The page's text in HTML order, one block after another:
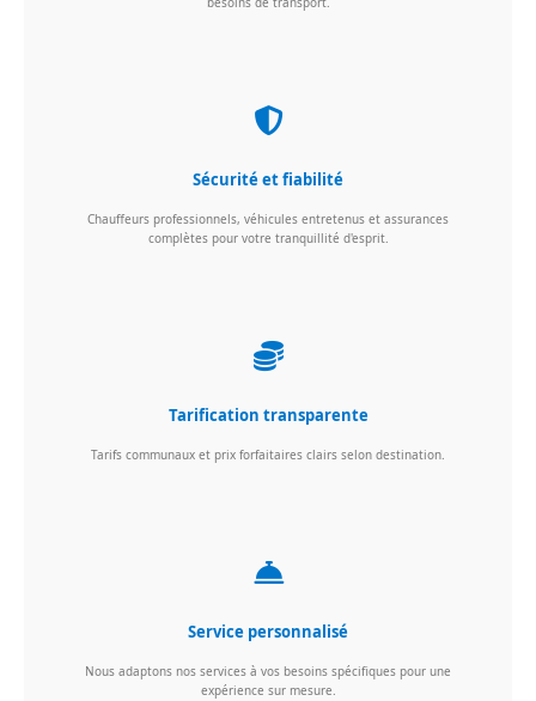
Sécurité et fiabilité
Chauffeurs professionnels, véhicules entretenus et assurances
complètes pour votre tranquillité d'esprit.
Tarification transparente
Tarifs communaux et prix forfaitaires clairs selon destination.
Service personnalisé
Nous adaptons nos services à vos besoins spécifiques pour une
expérience sur mesure.